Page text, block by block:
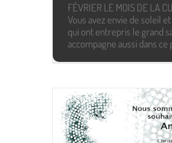
FÉVRIER LE MOIS DE LA
Vous avez envie de soleil
qui ont entrepris le grand
accompagne aussi dans ce